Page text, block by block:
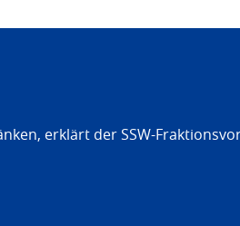
erklärt der SSW-